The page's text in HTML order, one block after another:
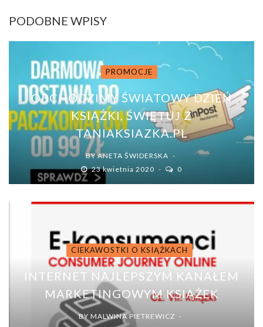
PODOBNE WPISY
PROMOCJE
OBCHODZIMY ŚWIATOWY DZIEŃ
KSIĄŻKI, ŚWIĘTUJ Z
TANIAKSIAZKA.PL
BYANETA ŚWIDERSKA
23 kwietnia 2020
0
CIEKAWOSTKI O KSIĄŻKACH
INTERNET NAJLEPSZYM KANAŁEM
MARKETINGOWYM KSIĄŻEK
BY MALWINA PIETREWICZ